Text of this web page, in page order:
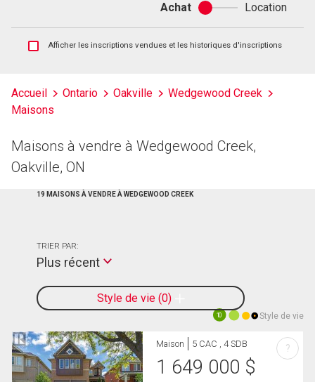
Achat
Achat
ou
location
Location
Afficher
et
les
d'inscriptions
Afficher les inscriptions vendues et les historiques d'inscriptions
Accueil Ontario Oakville
Wedgewood Creek
Maisons
Maisons à vendre à Wedgewood Creek,
Oakville, ON
19 MAISONS À VENDRE À WEDGEWOOD CREEK
Style de vie 0
TRIER PAR:
Plus récent
10 Style de vie
Maison 5 CAC , 4 SDB
1 649 000 $
?